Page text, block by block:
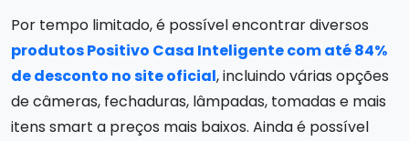
Por tempo limitado, é possível encontrar diversos
produtos Positivo Casa Inteligente com até 84%
de desconto no site oficial, incluindo várias opções
de câmeras, fechaduras, lâmpadas, tomadas e mais
itens smart a preços mais baixos. Ainda é possível